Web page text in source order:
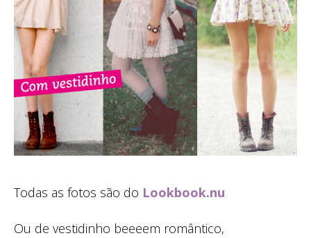
Todas as fotos são do Lookbook.nu
Ou de vestidinho beeeem romântico,